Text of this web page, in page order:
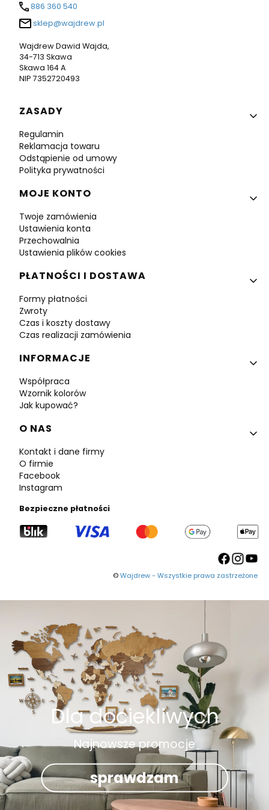
886 360 540
sklep@wajdrew.pl
Wajdrew Dawid Wajda,
34-713 Skawa
Skawa 164 A
NIP 7352720493
Linki w stopce
ZASADY
Regulamin
Reklamacja towaru
Odstąpienie od umowy
Polityka prywatności
MOJE KONTO
Twoje zamówienia
Ustawienia konta
Przechowalnia
Ustawienia plików cookies
PŁATNOŚCI I DOSTAWA
Formy płatności
Zwroty
Czas i koszty dostawy
Czas realizacji zamówienia
INFORMACJE
Współpraca
Wzornik kolorów
Jak kupować?
O NAS
Kontakt i dane firmy
O firmie
Facebook
Instagram
Bezpieczne płatności
©Wajdrew - Wszystkie prawa zastrzeżone
Dla dociekliwych
Najnowsze promocje
sprawdzam